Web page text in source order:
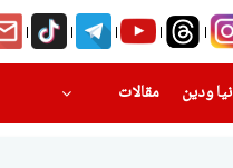
ودين
(current) مقالات